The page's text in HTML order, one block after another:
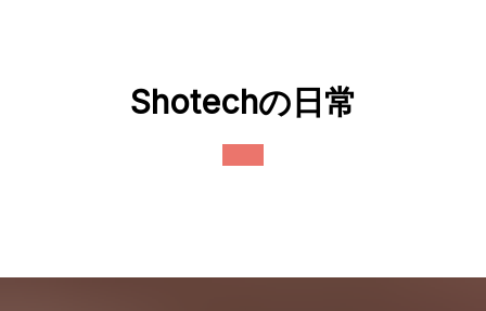
Shotechの日常